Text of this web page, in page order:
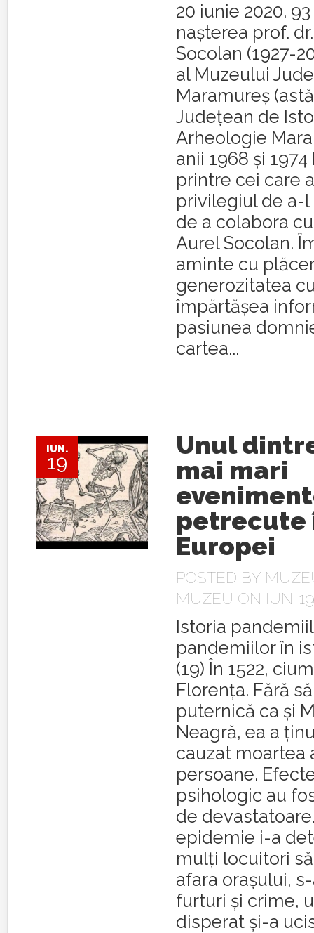
20 iunie 2020.
nașterea prof.
Socolan (1927-
al Muzeului
Maramureș
Județean de
Arheologie
anii 1968 și
printre cei care
privilegiul de a-l
de a colabora
Aurel Socolan.
aminte cu
generozitatea
împărtășea
pasiunea
cartea...
IUN.
19
Unul
mai mari
petrecute
Europei
POSTED BY
MUZEU ON IUN.
Istoria
pandemiilor în
(19) În 1522,
Florenţa. Fără
puternică ca şi
Neagră, ea a
cauzat moartea
persoane.
psihologic au
de
epidemie i-a
mulţi locuitori
afara oraşului,
furturi şi crime,
disperat şi-a